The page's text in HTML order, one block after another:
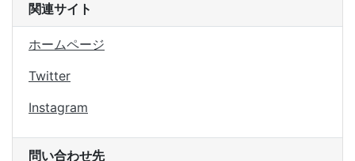
関連サイト
ホームページ
Twitter
Instagram
問い合わせ先